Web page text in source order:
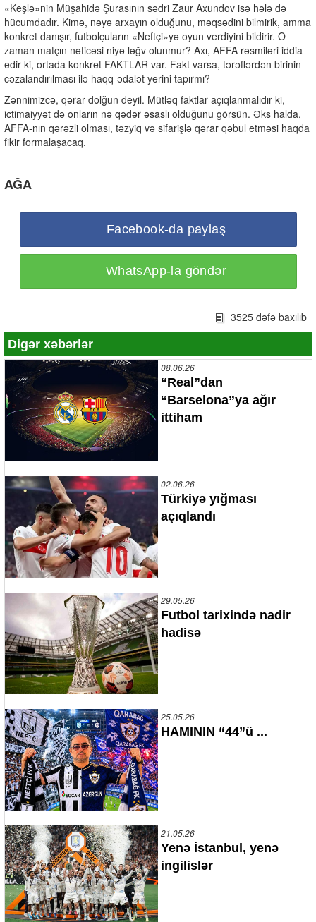
«Keşlə»nin Müşahidə Şurasının sədri Zaur Axundov isə hələ də
hücumdadır. Kimə, nəyə arxayın olduğunu, məqsədini bilmirik, amma
konkret danışır, futbolçuların «Neftçi»yə oyun verdiyini bildirir. O
zaman matçın nəticəsi niyə ləğv olunmur? Axı, AFFA rəsmiləri iddia
edir ki, ortada konkret FAKTLAR var. Fakt varsa, tərəflərdən birinin
cəzalandırılması ilə haqq-ədalət yerini tapırmı?
Zənnimizcə, qərar dolğun deyil. Mütləq faktlar açıqlanmalıdır ki,
ictimaiyyət də onların nə qədər əsaslı olduğunu görsün. Əks halda,
AFFA-nın qərəzli olması, təzyiq və sifarişlə qərar qəbul etməsi haqda
fikir formalaşacaq.
AĞA
Facebook-da paylaş
WhatsApp-la göndər
3525 dəfə baxılıb
Digər xəbərlər
08.06.26
“Real”dan
“Barselona”ya ağır
ittiham
02.06.26
Türkiyə yığması
açıqlandı
29.05.26
Futbol tarixində nadir
hadisə
25.05.26
HAMININ “44”ü ...
21.05.26
Yenə İstanbul, yenə
ingilislər